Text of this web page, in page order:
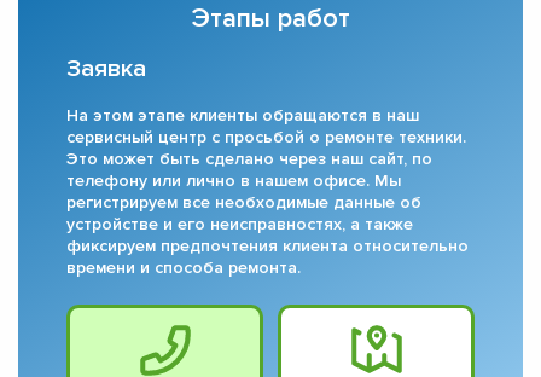
Этапы работ
Заявка
На этом этапе клиенты обращаются в наш
сервисный центр с просьбой о ремонте техники.
Это может быть сделано через наш сайт, по
телефону или лично в нашем офисе. Мы
регистрируем все необходимые данные об
устройстве и его неисправностях, а также
фиксируем предпочтения клиента относительно
времени и способа ремонта.